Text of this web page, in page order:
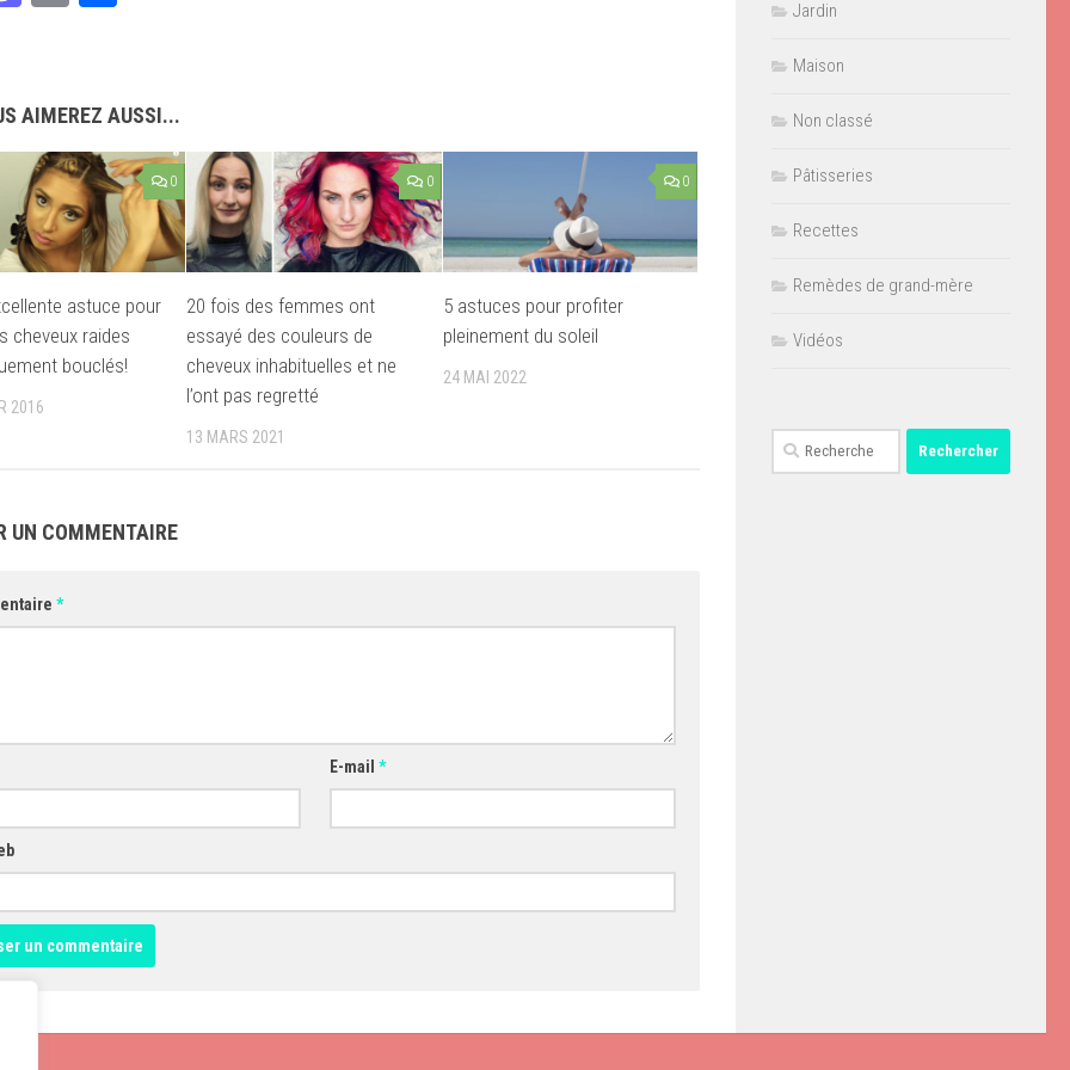
AIMEREZ AUSSI...
0
astuce pour
cheveux raides
bouclés!
2016
0
20 fois des femmes ont
essayé des couleurs de
cheveux inhabituelles et ne
l’ont pas regretté
13 MARS 2021
0
5 astuces pour profiter
pleinement du soleil
24 MAI 2022
UN COMMENTAIRE
*
E-mail*
Jardin
Maison
Non classé
Pâtisseries
Recettes
Remèdes de grand-mère
Vidéos
Rechercher :